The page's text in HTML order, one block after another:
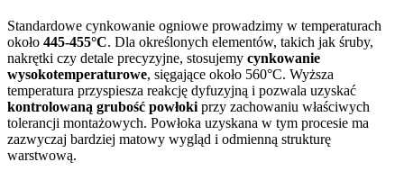
Standardowe cynkowanie ogniowe prowadzimy w temperaturach
około 445-455°C. Dla określonych elementów, takich jak śruby,
nakrętki czy detale precyzyjne, stosujemy cynkowanie
wysokotemperaturowe, sięgające około 560°C. Wyższa
temperatura przyspiesza reakcję dyfuzyjną i pozwala uzyskać
kontrolowaną grubość powłoki przy zachowaniu właściwych
tolerancji montażowych. Powłoka uzyskana w tym procesie ma
zazwyczaj bardziej matowy wygląd i odmienną strukturę
warstwową.